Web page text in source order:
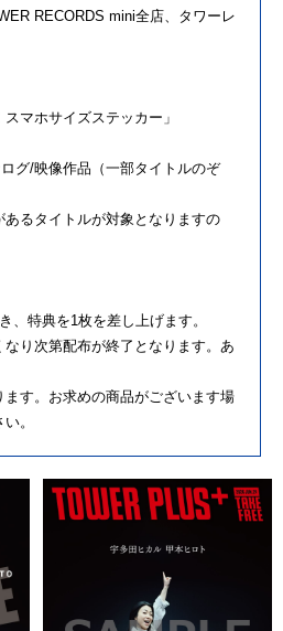
RECORDS mini全店、タワーレ
マホサイズステッカー」
グ/映像作品（一部タイトルのぞ
るタイトルが対象となりますの
、特典を1枚を差し上げます。
り次第配布が終了となります。あ
す。お求めの商品がございます場
。